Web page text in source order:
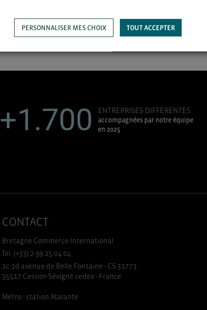
+1.700 ENTREPRISES DIFFÉRENTES
accompagnées par notre équipe
en 2025
CONTACT
Bretagne Commerce International
Tél. (+33) 2 99 25 04 04
1c-1d avenue de Belle Fontaine - CS 31773
35517 Cesson-Sévigné cedex - France
Métro : station Atalante
PERSONNALISER MES CHOIX TOUT ACCEPTER